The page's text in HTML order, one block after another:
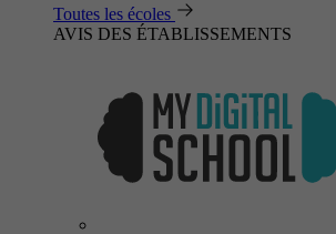
Toutes les écoles
AVIS DES ÉTABLISSEMENTS